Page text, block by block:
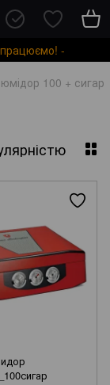
-
100 + сигар